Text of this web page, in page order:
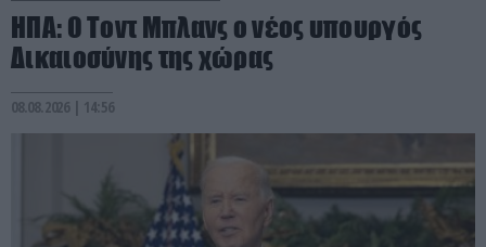
ΗΠΑ: Ο Τοντ Μπλανς ο νέος υπουργός
Δικαιοσύνης της χώρας
08.08.2026 | 14:56